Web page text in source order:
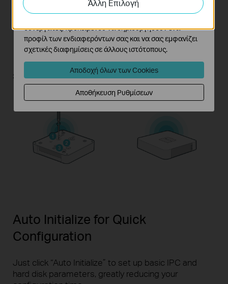
Fasten the screws to
secure the HDD, using the
correct HDD screw holes.
Reinstall the side cover.
Auto Initialize for Quick
Configuration
Just click “Auto Initialize” to set up basic IPC and
hard disk parameters, greatly reducing your
Άλλη Επιλογή
Τα διαφημιστικά cookie μπορούν να ρυθμιστούν μέσω
συνεργάτες, προκειμένου να δημιουργήσουν ένα
προφίλ των ενδιαφερόντων σας και να σας εμφανίζει
σχετικές διαφημίσεις σε άλλους ιστότοπους.
Αποδοχή όλων των Cookies
Αποθήκευση Ρυθμίσεων